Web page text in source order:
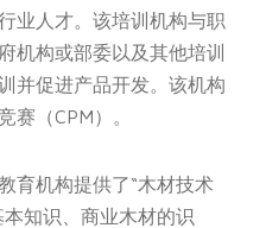
业人才。该培训机构与职
机构或部委以及其他培训
并促进产品开发。该机构
赛（CPM）。
育机构提供了“木材技术
知识、商业木材的识